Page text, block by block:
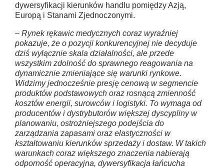
dywersyfikacji kierunków handlu pomiędzy Azją,
Europą i Stanami Zjednoczonymi.
– Rynek rękawic medycznych coraz wyraźniej
pokazuje, że o pozycji konkurencyjnej nie decyduje
dziś wyłącznie skala działalności, ale przede
wszystkim zdolność do sprawnego reagowania na
dynamicznie zmieniające się warunki rynkowe.
Widzimy jednocześnie presję cenową w segmencie
produktów podstawowych oraz rosnącą zmienność
kosztów energii, surowców i logistyki. To wymaga od
producentów i dystrybutorów większej dyscypliny w
planowaniu, ostrożniejszego podejścia do
zarządzania zapasami oraz elastyczności w
kształtowaniu kierunków sprzedaży i dostaw. W takich
warunkach coraz większego znaczenia nabierają
odporność operacyjna, dywersyfikacja łańcucha